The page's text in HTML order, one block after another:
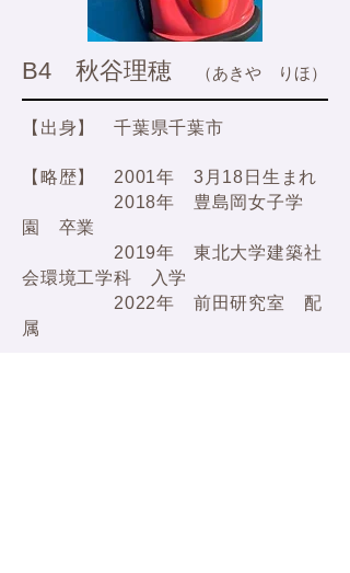
​B4 秋谷理穂 （あきや りほ）
【出身】 千葉県千葉市
【略歴】 2001年 3月18日生まれ
2018年 豊島岡女子学
園 卒業
2019年 東北大学建築社
会環境工学科 入学
​ 2022年 前田研究室 配
属